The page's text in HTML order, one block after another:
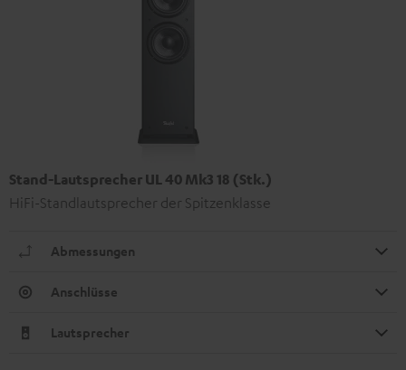
Stand-Lautsprecher UL 40 Mk3 18 (Stk.)
HiFi-Standlautsprecher der Spitzenklasse
Abmessungen
Anschlüsse
Lautsprecher